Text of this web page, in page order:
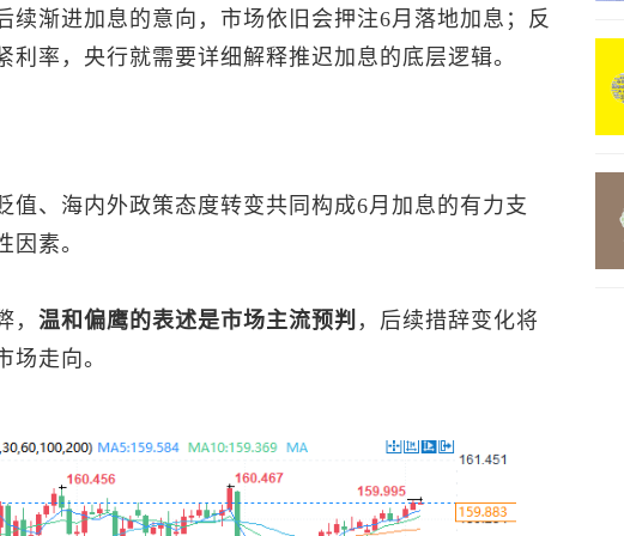
续渐进加息的意向，市场依旧会押注6月落地加息；反
利率，央行就需要详细解释推迟加息的底层逻辑。
值、海内外政策态度转变共同构成6月加息的有力支
因素。
， 温和偏鹰的表述是市场主流预判 ，后续措辞变化将
场走向。